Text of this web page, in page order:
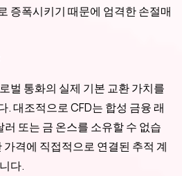
증폭시키기 때문에 엄격한 손절매
벌 통화의 실제 기본 교환 가치를
. 대조적으로 CFD는 합성 금융 래
또는 금 온스를 소유할 수 없습
격에 직접적으로 연결된 추적 계
다.